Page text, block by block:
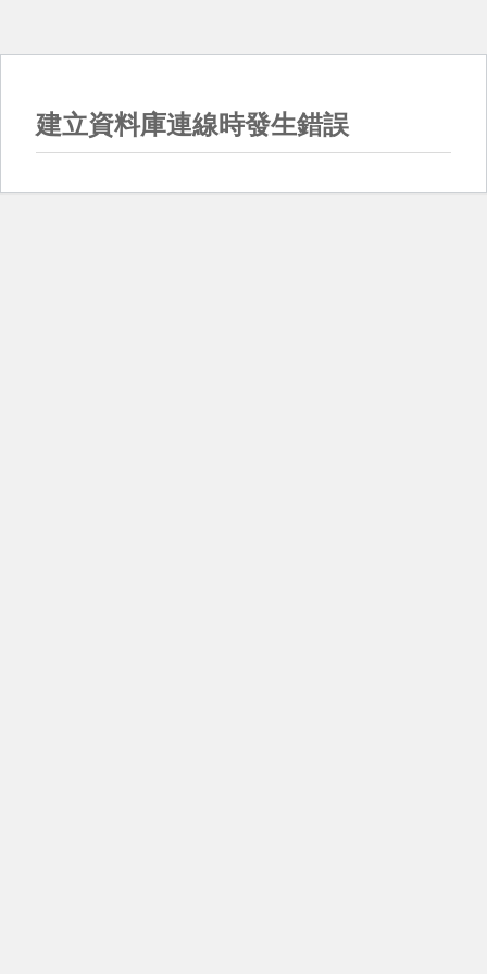
建立資料庫連線時發生錯誤